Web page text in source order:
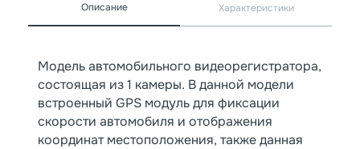
Описание Характеристики
Модель автомобильного видеорегистратора,
состоящая из 1 камеры. В данной модели
встроенный GPS модуль для фиксации
скорости автомобиля и отображения
координат местоположения, также данная